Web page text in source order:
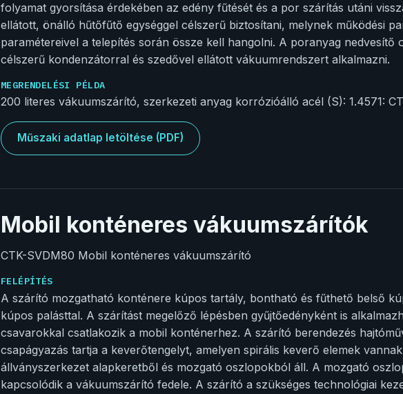
folyamat gyorsítása érdekében az edény fűtését és a por szárítás utáni
ellátott, önálló hűtőfűtő egységgel célszerű biztosítani, melynek működési
paramétereivel a telepítés során össze kell hangolni. A poranyag nedvesítő
célszerű kondenzátorral és szedővel ellátott vákuumrendszert alkalmazni.
MEGRENDELÉSI PÉLDA
200 literes vákuumszárító, szerkezeti anyag korrózióálló acél (S): 1.4571:
Műszaki adatlap letöltése (PDF)
Mobil konténeres vákuumszárítók
CTK-SVDM80 Mobil konténeres vákuumszárító
FELÉPÍTÉS
A szárító mozgatható konténere kúpos tartály, bontható és fűthető belső
kúpos palásttal. A szárítást megelőző lépésben gyűjtőedényként is
csavarokkal csatlakozik a mobil konténerhez. A szárító berendezés
csapágyazás tartja a keverőtengelyt, amelyen spirális keverő elemek
állványszerkezet alapkeretből és mozgató oszlopokból áll. A mozgató
kapcsolódik a vákuumszárító fedele. A szárító a szükséges technológiai